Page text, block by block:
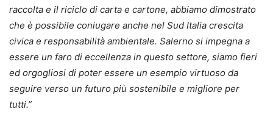
raccolta e il riciclo di carta e cartone, abbiamo dimostrato
che è possibile coniugare anche nel Sud Italia crescita
civica e responsabilità ambientale. Salerno si impegna a
essere un faro di eccellenza in questo settore, siamo fieri
ed orgogliosi di poter essere un esempio virtuoso da
seguire verso un futuro più sostenibile e migliore per
tutti.”